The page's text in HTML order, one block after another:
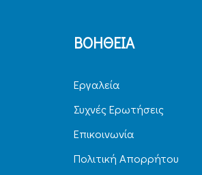
ΒΟΗΘΕΙΑ
Εργαλεία
Συχνές Ερωτήσεις
Επικοινωνία
Πολιτική Απορρήτου